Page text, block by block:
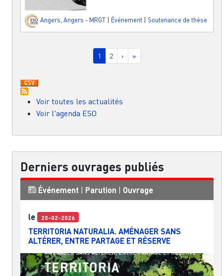
Angers Angers - MRGT Événement Soutenance de thèse
Page courante
1 Page
2 Page suivante
› Dernière page
»
Voir toutes les actualités
Voir l'agenda ESO
Derniers ouvrages publiés
Événement | Parution | Ouvrage
le 20-02-2026
TERRITORIA NATURALIA. AMÉNAGER SANS
ALTÉRER, ENTRE PARTAGE ET RÉSERVE